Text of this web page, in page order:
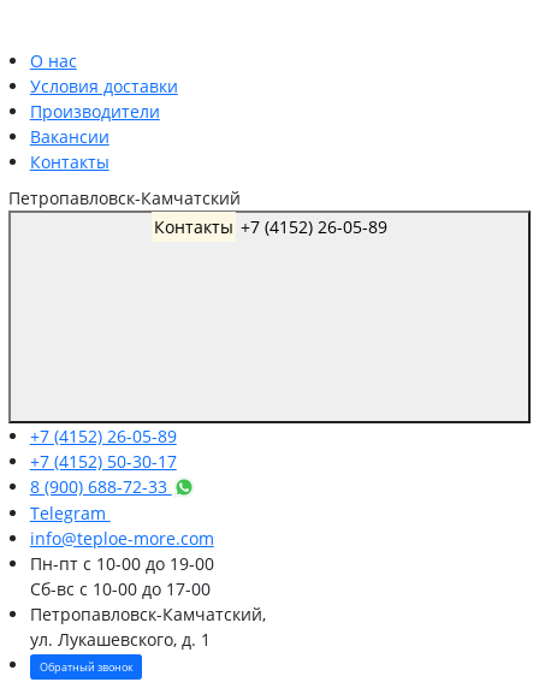
О нас
Условия доставки
Производители
Вакансии
Контакты
Петропавловск-Камчатский
Контакты
+7 (4152) 26-05-89
+7 (4152) 50-30-17
8 (900) 688-72-33
Telegram
info@teploe-more.com
Пн-птс 10-00 до 19-00
Сб-вс с 10-00 до 17-00
Петропавловск-Камчатский,
ул. Лукашевского, д. 1
Обратный звонок